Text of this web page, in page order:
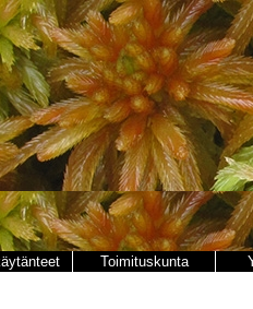
Toimituskunta